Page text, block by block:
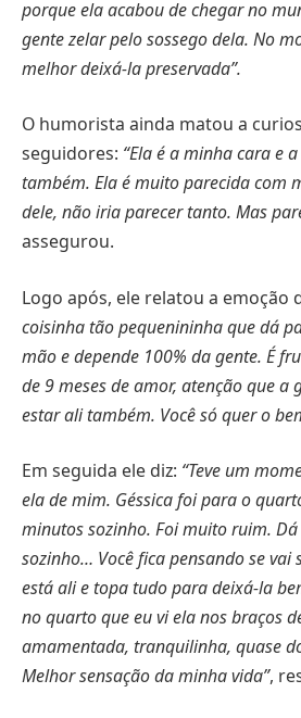
porque ela acabou de chegar no
gente zelar pelo sossego dela. No
melhor deixá-la preservada”.
O humorista ainda matou a
seguidores: “Ela é a minha cara e
também. Ela é muito parecida com
dele, não iria parecer tanto. Mas
assegurou.
Logo após, ele relatou a emoção
coisinha tão pequenininha que dá
mão e depende 100% da gente. É
de 9 meses de amor, atenção que a
estar ali também. Você só quer o
Em seguida ele diz: “Teve um
ela de mim. Géssica foi para o
minutos sozinho. Foi muito ruim.
sozinho… Você fica pensando se vai
está ali e topa tudo para deixá-la
no quarto que eu vi ela nos braços
amamentada, tranquilinha, quase
Melhor sensação da minha vida”,